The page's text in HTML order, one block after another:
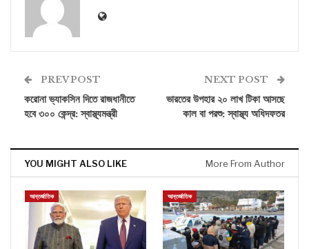
PREV POST
করোনা ভ্যাকসিন দিতে রাজধানীতে
হবে ৩০০ কেন্দ্র: স্বাস্থ্যমন্ত্রী
NEXT POST
ভারতের উপহার ২০ লাখ টিকা আসছে
কাল বা পরশু: স্বাস্থ্য অধিদফতর
YOU MIGHT ALSO LIKE More From Author
আন্তর্জাতিক আন্তর্জাতিক